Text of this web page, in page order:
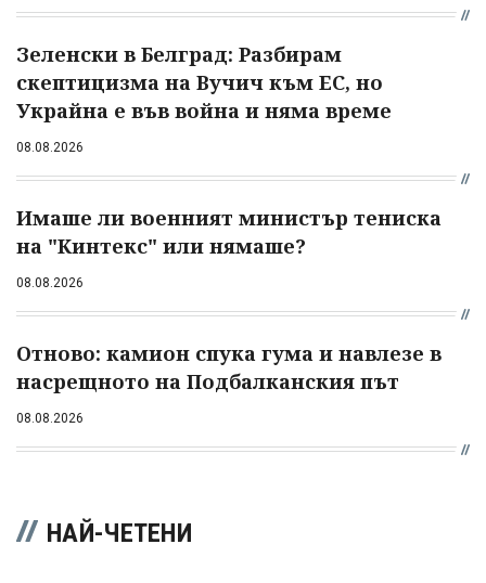
Зеленски в Белград: Разбирам
скептицизма на Вучич към ЕС, но
Украйна е във война и няма време
08.08.2026
Имаше ли военният министър тениска
на "Кинтекс" или нямаше?
08.08.2026
Отново: камион спука гума и навлезе в
насрещното на Подбалканския път
08.08.2026
НАЙ-ЧЕТЕНИ